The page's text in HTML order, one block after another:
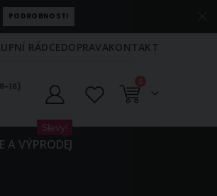
PODROBNOSTI
RÁDCEDOPRAVAKONTAKT
16)
Košík
0položky
A VÝPRODEJ
Slevy!